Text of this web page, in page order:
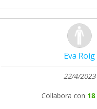
Eva Roig
22/4/2023
Collabora con 18